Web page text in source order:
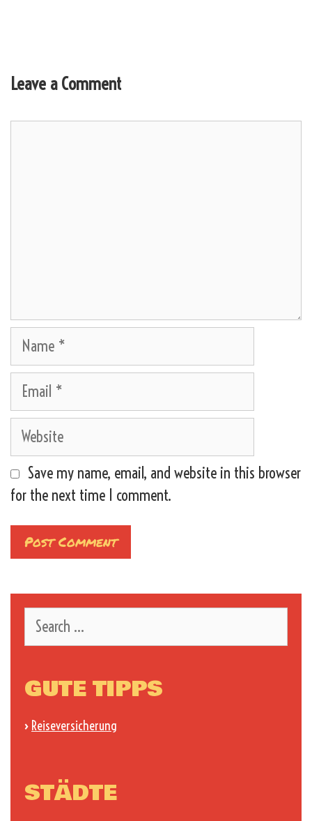
Leave a Comment
Name
Email
Website
Save my name, email, and website in this browser
for the next time I comment.
for:
GUTE TIPPS
› Reiseversicherung
STÄDTE